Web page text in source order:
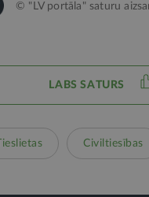
© "LV portāla" saturu
LABS SATURS
Tieslietas Civiltiesības